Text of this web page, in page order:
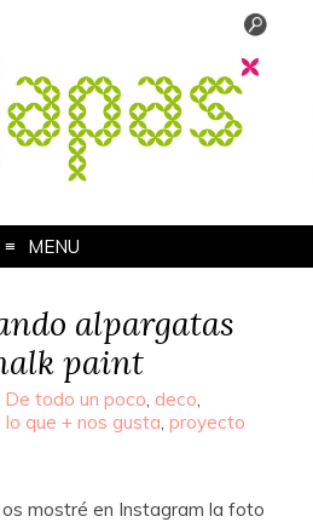
MENU
alpargatas
paint
De todo un poco, deco,
lo que + nos gusta, proyecto
mostré en Instagram la foto